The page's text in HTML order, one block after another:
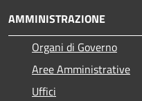
AMMINISTRAZIONE
Organi di Governo
Aree Amministrative
Uffici